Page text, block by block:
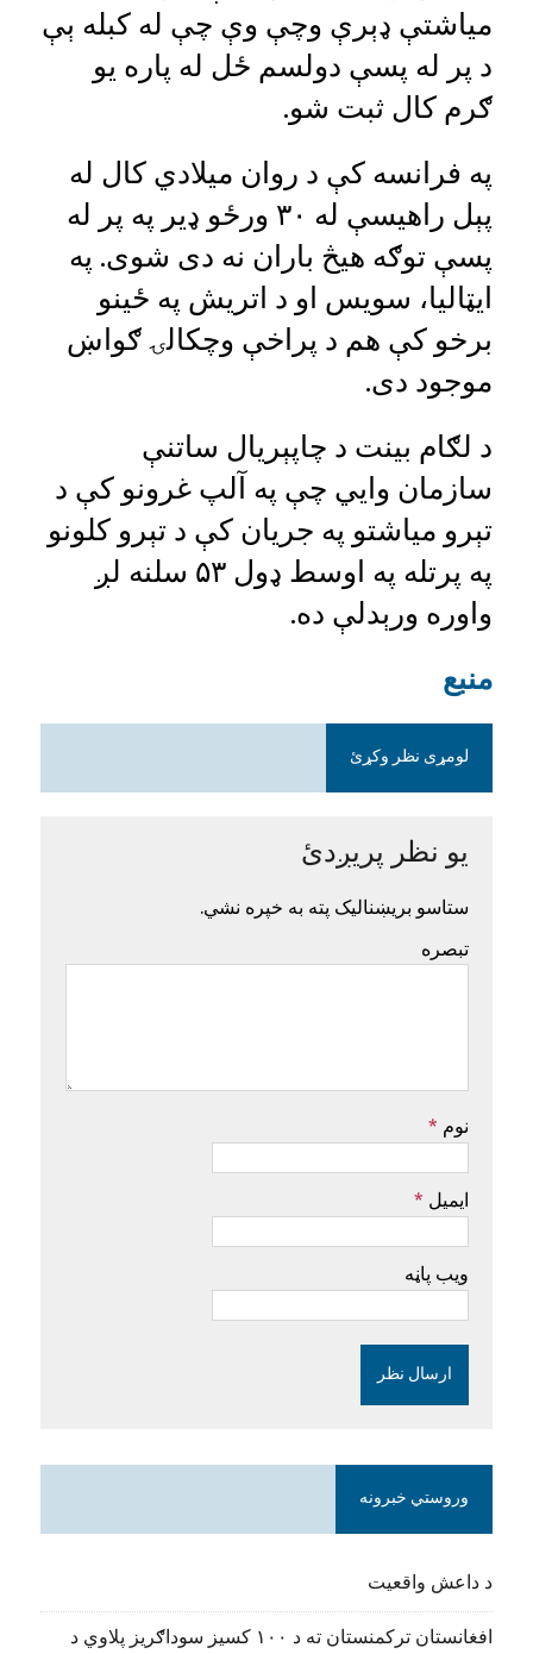
میاشتې ډېرې وچې وې چې له کبله ېې
د پر له پسې دولسم ځل له پاره یو
ګرم کال ثبت شو.
په فرانسه کې د روان میلادي کال له
پېل راهیسې له ۳۰ ورځو ډير په پر له
پسې توګه هيڅ باران نه دی شوی. په
ايټالیا، سويس او د اتریش په ځينو
برخو کې هم د پراخې وچکالۍ ګواښ
موجود دی.
د لګام بینت د چاپېریال ساتنې
سازمان وايي چې په آلپ غرونو کې د
تېرو میاشتو په جریان کې د تېرو کلونو
په پرتله په اوسط ډول ۵۳ سلنه لږ
واوره ورېدلې ده.
منبع
لومړی نظر وکړئ
یو نظر پریږدئ
ستاسو بریښنالیک پته به خپره نشي.
تبصره
نوم *
ایمیل *
ویب پاڼه
وروستي خبرونه
د داعش واقعیت
افغانستان ترکمنستان ته د ۱۰۰ کسیز سوداګریز پلاوي د